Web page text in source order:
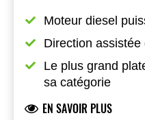
Moteur diesel
Direction assistée
Le plus grand
sa catégorie
EN SAVOIR PLUS